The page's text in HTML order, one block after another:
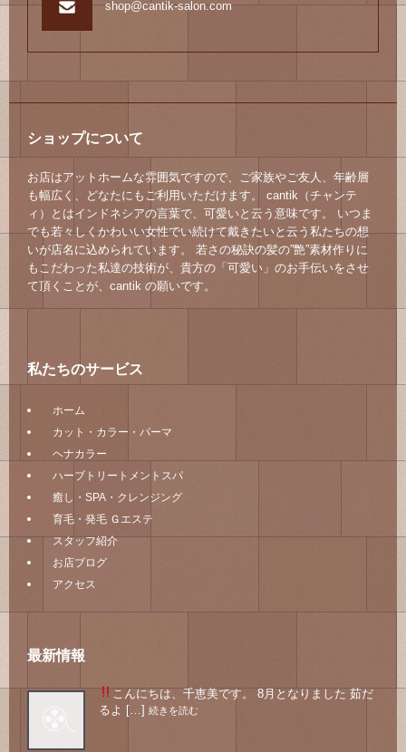
shop@cantik-salon.com
ショップについて
お店はアットホームな雰囲気ですので、ご家族やご友人、年齢層
も幅広く、どなたにもご利用いただけます。 cantik（チャンテ
ィ）とはインドネシアの言葉で、可愛いと云う意味です。 いつま
でも若々しくかわいい女性でい続けて戴きたいと云う私たちの想
いが店名に込められています。 若さの秘訣の髪の”艶”素材作りに
もこだわった私達の技術が、貴方の「可愛い」のお手伝いをさせ
て頂くことが、cantik の願いです。
私たちのサービス
ホーム
カット・カラー・パーマ
ヘナカラー
ハーブトリートメントスパ
癒し・SPA・クレンジング
育毛・発毛 Ｇエステ
スタッフ紹介
お店ブログ
アクセス
最新情報
こんにちは、千恵美です。 8月となりました 茹だ
るよ […] 続きを読む